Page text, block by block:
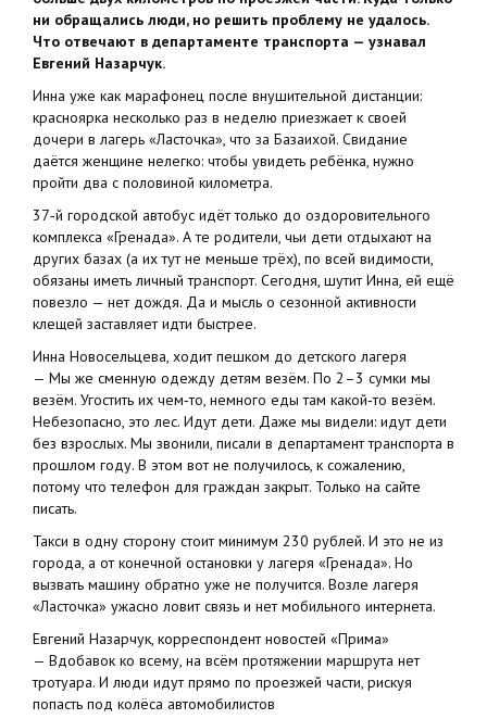
ни обращались люди, но решить проблему не удалось.
Что отвечают в департаменте транспорта — узнавал
Евгений Назарчук.
Инна уже как марафонец после внушительной дистанции:
красноярка несколько раз в неделю приезжает к своей
дочери в лагерь «Ласточка», что за Базаихой. Свидание
даётся женщине нелегко: чтобы увидеть ребёнка, нужно
пройти два с половиной километра.
37‑й городской автобус идёт только до оздоровительного
комплекса «Гренада». А те родители, чьи дети отдыхают на
других базах (а их тут не меньше трёх), по всей видимости,
обязаны иметь личный транспорт. Сегодня, шутит Инна, ей ещё
повезло — нет дождя. Да и мысль о сезонной активности
клещей заставляет идти быстрее.
Инна Новосельцева, ходит пешком до детского лагеря
— Мы же сменную одежду детям везём. По 2–3 сумки мы
везём. Угостить их чем‑то, немного еды там какой‑то везём.
Небезопасно, это лес. Идут дети. Даже мы видели: идут дети
без взрослых. Мы звонили, писали в департамент транспорта в
прошлом году. В этом вот не получилось, к сожалению,
потому что телефон для граждан закрыт. Только на сайте
писать.
Такси в одну сторону стоит минимум 230 рублей. И это не из
города, а от конечной остановки у лагеря «Гренада». Но
вызвать машину обратно уже не получится. Возле лагеря
«Ласточка» ужасно ловит связь и нет мобильного интернета.
Евгений Назарчук, корреспондент новостей «Прима»
— Вдобавок ко всему, на всём протяжении маршрута нет
тротуара. И люди идут прямо по проезжей части, рискуя
попасть под колёса автомобилистов